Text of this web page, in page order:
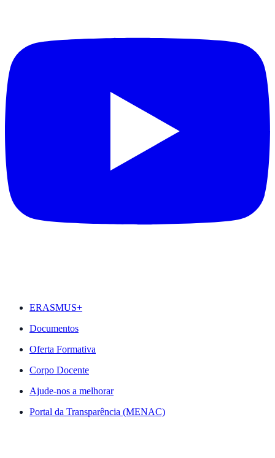
ERASMUS+
Documentos
Oferta Formativa
Corpo Docente
Ajude-nos a melhorar
Portal da Transparência (MENAC)